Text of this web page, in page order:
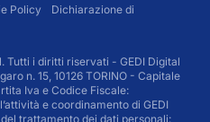
Policy
Dichiarazione di
Tutti i diritti riservati - GEDI Digital
n. 15, 10126 TORINO - Capitale
Iva e Codice Fiscale:
e coordinamento di GEDI
trattamento dei dati personali: